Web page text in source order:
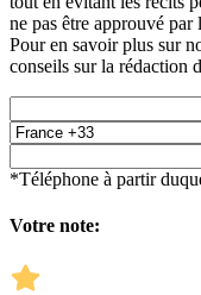
ne pas être approuvé par
Pour en savoir plus sur
conseils sur la rédaction
*Téléphone à partir
Votre note: